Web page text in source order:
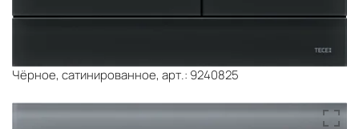
Чёрное, сатинированное, арт.: 9240825